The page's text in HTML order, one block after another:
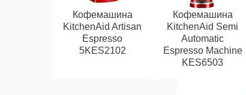
Кофемашина
KitchenAid Artisan
Espresso
5KES2102
Кофемашина
KitchenAid Semi
Automatic
Espresso Machine
KES6503